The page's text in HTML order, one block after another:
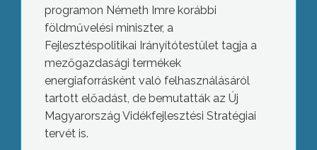
programon Németh Imre korábbi
földművelési miniszter, a
Fejlesztéspolitikai Irányítótestület tagja a
mezőgazdasági termékek
energiaforrásként való felhasználásáról
tartott előadást, de bemutatták az Új
Magyarország Vidékfejlesztési Stratégiai
tervét is.